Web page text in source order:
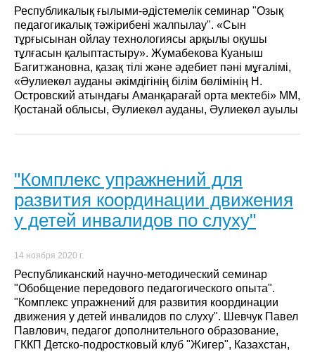
Республикалық ғылыми-әдістемелік семинар "Озық
педагогикалық тәжірибені жалпылау". «Сын
тұрғысынан ойлау технологиясы арқылы оқушы
тұлғасын қалыптастыру». Жумабекова Куаныш
Багитжановна, қазақ тілі және әдебиет пәні мұғалімі,
«Әулиекөл ауданы әкімдігінің білім бөлімінің Н.
Островский атындағы Аманқарағай орта мектебі» ММ,
Қостанай облысы, Әулиекөл ауданы, Әулиекөл ауылы
"Комплекс упражнений для
развития координации движения
у детей инвалидов по слуху"
14 ноября 2020 г.
Республиканский научно-методический семинар
"Обобщение передового педагогического опыта".
"Комплекс упражнений для развития координации
движения у детей инвалидов по слуху". Шевчук Павел
Павлович, педагог дополнительного образование,
ГККП Детско-подростковый клуб "Жигер", Казахстан,